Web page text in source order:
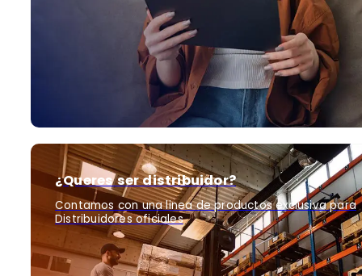
¿Queres ser distribuidor?
Contamos con una linea de productos exclusiva para
Distribuidores oficiales